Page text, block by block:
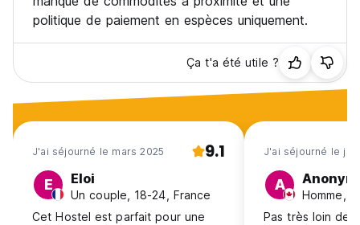
politique de paiement en espèces uniquement.
Ça t'a été utile ?
J'ai séjourné le mars 2025 9.1
E Eloi
Un couple, 18-24, France
Cet Hostel est parfait pour une
J'ai séjourné le
A
Homme,
Pas très loin de